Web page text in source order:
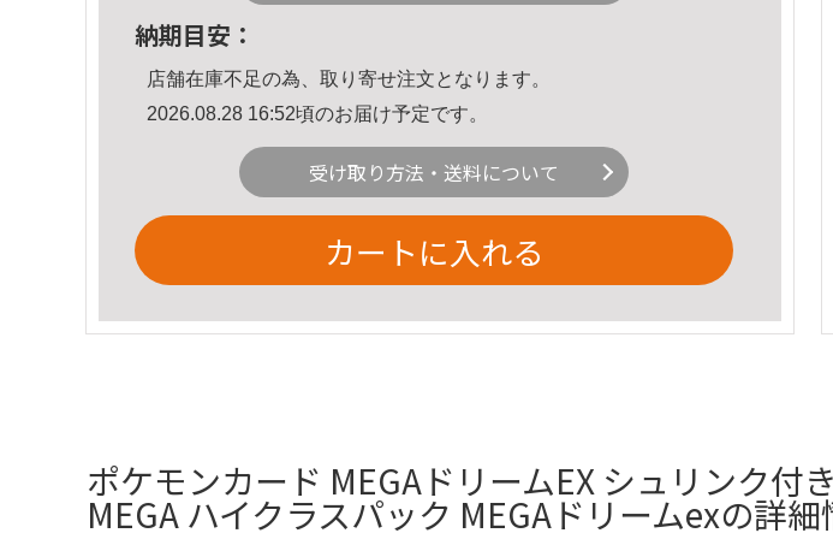
納期目安：
店舗在庫不足の為、取り寄せ注文となります。
2026.08.28 16:52頃のお届け予定です。
受け取り方法・送料について
カートに入れる
ポケモンカード MEGAドリームEX シュリンク
MEGA ハイクラスパック MEGAドリームexの詳細